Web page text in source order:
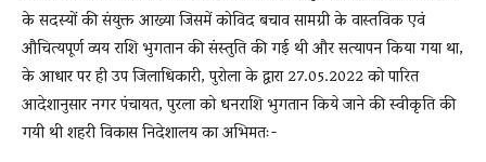
के सदस्यों की संयुक्त आख्या जिसमें कोविद बचाव सामग्री के वास्तविक एवं
औचित्यपूर्ण व्यय राशि भुगतान की संस्तुति की गई थी और सत्यापन किया गया था,
के आधार पर ही उप जिलाधिकारी, पुरोला के द्वारा 27.05.2022 को पारित
आदेशानुसार नगर पंचायत, पुरला को धनराशि भुगतान किये जाने की स्वीकृति की
गयी थी शहरी विकास निदेशालय का अभिमतः-